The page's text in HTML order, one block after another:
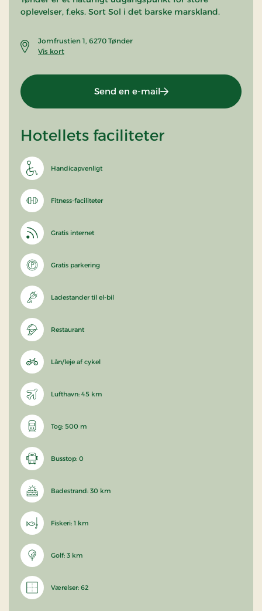
oplevelser, f.eks. Sort Sol i det barske marskland.
Jomfrustien 1, 6270 Tønder
Vis kort
Send en e-mail
Hotellets faciliteter
Handicapvenligt
Fitness-faciliteter
Gratis internet
Gratis parkering
Ladestander til el-bil
Restaurant
Lån/leje af cykel
Lufthavn: 45 km
Tog: 500 m
Busstop: 0
Badestrand: 30 km
Fiskeri: 1 km
Golf: 3 km
Værelser: 62